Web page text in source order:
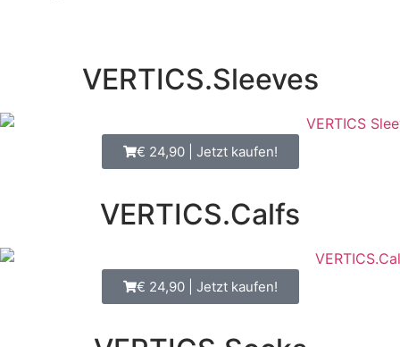
VERTICS.Sleeves
€ 24,90 | Jetzt kaufen!
VERTICS.Calfs
€ 24,90 | Jetzt kaufen!